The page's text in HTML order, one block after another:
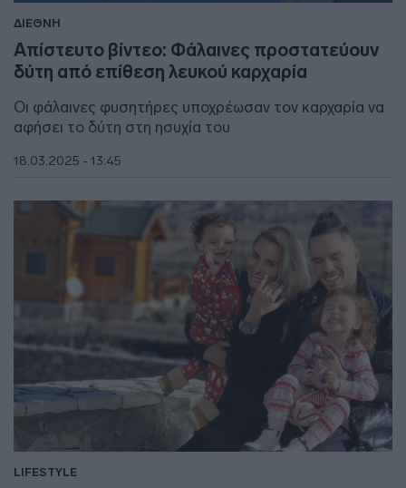
ΔΙΕΘΝΗ
Απίστευτο βίντεο: Φάλαινες προστατεύουν
δύτη από επίθεση λευκού καρχαρία
Οι φάλαινες φυσητήρες υποχρέωσαν τον καρχαρία να
αφήσει το δύτη στη ησυχία του
18.03.2025 - 13:45
LIFESTYLE